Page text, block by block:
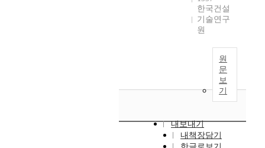
한국건설
기술연구
원
원
문
보
기
내보내기
내책장담기